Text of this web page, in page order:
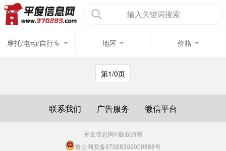
输入关键词搜索
摩托/电动/自行车 地区 价格
第1/0页
联系我们 广告服务 微信平台
平度信息网©版权所有
鲁公网安备37028302000888号